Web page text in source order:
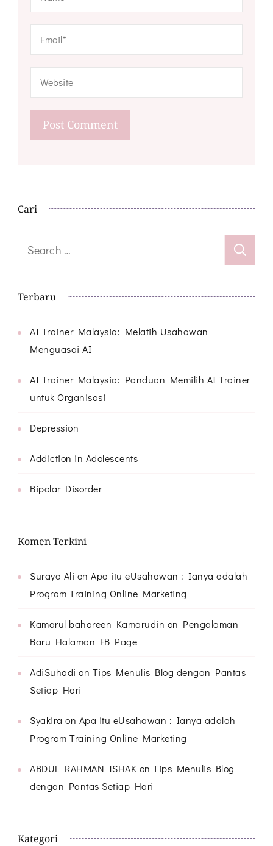
Cari
Search
Terbaru
AI Trainer Malaysia: Melatih Usahawan
Menguasai AI
AI Trainer Malaysia: Panduan Memilih AI Trainer
untuk Organisasi
Depression
Addiction in Adolescents
Bipolar Disorder
Komen Terkini
Suraya Ali on Apa itu eUsahawan : Ianya adalah
Program Training Online Marketing
Kamarul bahareen Kamarudin on Pengalaman
Baru Halaman FB Page
AdiSuhadi on Tips Menulis Blog dengan Pantas
Setiap Hari
Syakira on Apa itu eUsahawan : Ianya adalah
Program Training Online Marketing
ABDUL RAHMAN ISHAK on Tips Menulis Blog
dengan Pantas Setiap Hari
Kategori